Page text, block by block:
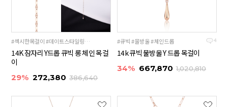
#섹시한목걸이 #데이트스타일링 #14cm드롭
14K 잠자리 Y드롭 큐빅 롱 체인 목걸
이
29% 272,380 386,640
4
#큐빅 #물방울 #체인드롭
14k 큐빅 물방울 Y 드롭 목걸이
34% 667,870 1,020,810